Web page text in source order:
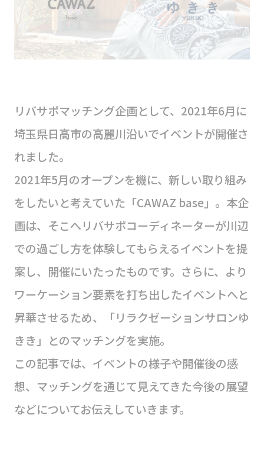
リバサポマッチング企画として、2021年6月に
埼玉県日高市の高麗川沿いでイベントが開催さ
れました。
2021年5月のオープンを機に、新しい取り組み
をしたいと考えていた「CAWAZ base」。本企
画は、そこへリバサポコーディネーターが川辺
での過ごし方を体験してもらえるイベントを提
案し、開催にいたったものです。さらに、より
ワーケーション要素を打ち出したイベントへと
昇華させるため、「リラクゼーションサロンゆ
きき」とのマッチングを実施。
この記事では、イベントの様子や開催後の感
想、マッチングを通じて見えてきた今後の展望
などについてお伝えしていきます。